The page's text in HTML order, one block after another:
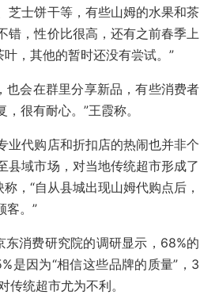
芝士饼干等，有些山姆的水果和茶
错，性价比很高，还有之前春季上
，其他的暂时还没有尝试。”
也会在群里分享新品，有些消费者
很有耐心。”王霞称。
业代购店和折扣店的热闹也并非个
县域市场，对当地传统超市形成了
，“自从县城出现山姆代购点后，
客。”
消费研究院的调研显示，68%的
是因为“相信这些品牌的质量”，3
传统超市尤为不利。